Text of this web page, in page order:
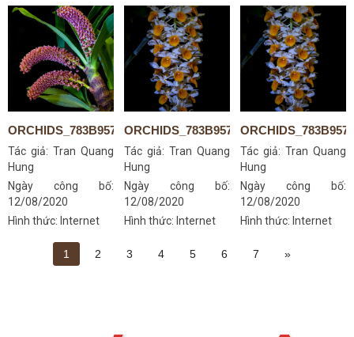
ORCHIDS_783B9578S
Tác giả:Tran Quang
Hung
Ngày công bố:
12/08/2020
Hình thức: Internet
ORCHIDS_783B9570S_14152003076
Tác giả: Tran Quang
Hung
Ngày công bố:
12/08/2020
Hình thức: Internet
Tác giả: Tran Quang
Hung
Ngày công bố:
12/08/2020
Hình thức: Internet
1 2 3 4 5 6 7 »